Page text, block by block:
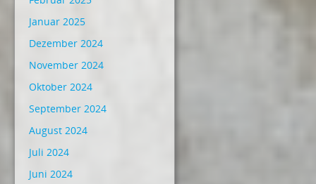
Januar 2025
Dezember 2024
November 2024
Oktober 2024
September 2024
August 2024
Juli 2024
Juni 2024